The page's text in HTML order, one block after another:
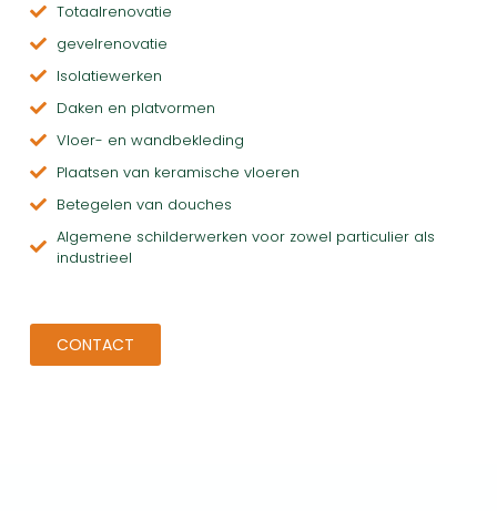
Totaalrenovatie
gevelrenovatie
Isolatiewerken
Daken en platvormen
Vloer- en wandbekleding
Plaatsen van keramische vloeren
Betegelen van douches
Algemene schilderwerken voor zowel particulier als
industrieel
CONTACT